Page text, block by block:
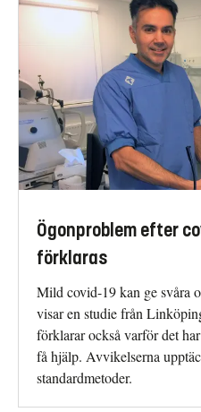
Ögonproblem efter
förklaras
Mild covid-19 kan ge svåra
visar en studie från
förklarar också varför det
få hjälp. Avvikelserna
standardmetoder.